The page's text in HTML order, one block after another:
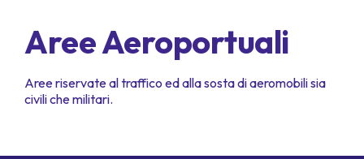
Aree Aeroportuali
Aree riservate al traffico ed alla sosta di aeromobili sia
civili che militari.